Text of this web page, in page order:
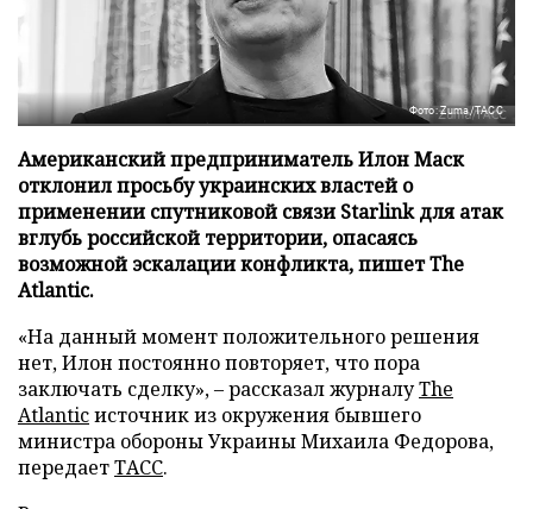
Фото: Zuma/ТАСС
Американский предприниматель Илон Маск
отклонил просьбу украинских властей о
применении спутниковой связи Starlink для атак
вглубь российской территории, опасаясь
возможной эскалации конфликта, пишет The
Atlantic.
«На данный момент положительного решения
нет, Илон постоянно повторяет, что пора
заключать сделку», – рассказал журналуThe
Atlanticисточник из окружения бывшего
министра обороны Украины Михаила Федорова,
передаетТАСС.